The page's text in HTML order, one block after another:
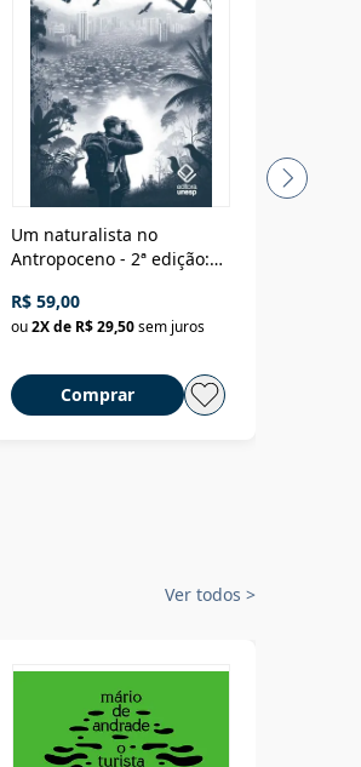
Um naturalista no
Antropoceno - 2ª edição:
selvagem
R$ 59,00
ou2X de R$ 29,50sem juros
Comprar
Ver todos >